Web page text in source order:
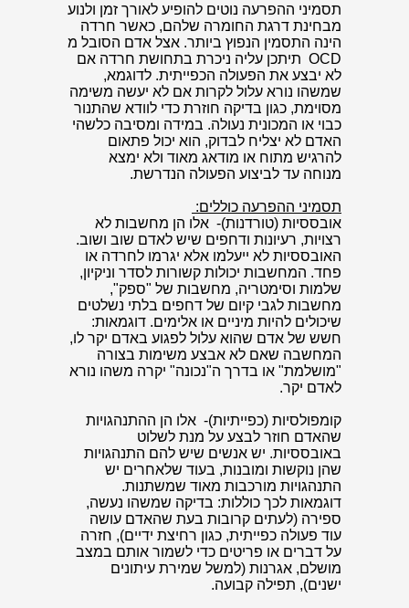
תסמיני ההפרעה נוטים להופיע לאורך זמן ולנוע
מבחינת דרגת החומרה שלהם, כאשר חרדה
הינה התסמין הנפוץ ביותר. אצל אדם הסובל מ
OCD תיתכן עליה ניכרת בתחושת חרדה אם
לא יבצע את הפעולה הכפייתית. לדוגמא,
שמשהו נורא עלול לקרות אם לא יעשה משימה
מסוימת, כגון בדיקה חוזרת כדי לוודא שהתנור
כבוי או המכונית נעולה. במידה ומסיבה כלשהי
האדם לא יצליח לבדוק, הוא יכול פתאום
להרגיש מתוח או מודאג מאוד ולא ימצא
מנוחה עד לביצוע הפעולה הנדרשת.
תסמיני ההפרעה כוללים:
אובססיות (טורדנות)- אלו הן מחשבות לא
רצויות, רעיונות ודחפים שיש לאדם שוב ושוב.
האובססיות לא ייעלמו אלא יגרמו לחרדה או
פחד. המחשבות יכולות קשורות לסדר וניקיון,
שלמות וסימטריה, מחשבות של "ספק",
מחשבות לגבי קיום של דחפים בלתי נשלטים
שיכולים להיות מיניים או אלימים. דוגמאות:
חשש של אדם שהוא עלול לפגוע באדם יקר לו,
המחשבה שאם לא אבצע משימות בצורה
"מושלמת" או בדרך ה"נכונה" יקרה משהו נורא
לאדם יקר.
קומפולסיות (כפייתיות)- אלו הן ההתנהגויות
שהאדם חוזר לבצע על מנת לשלוט
באובססיות. יש אנשים שיש להם התנהגויות
שהן נוקשות ומובנות, בעוד שלאחרים יש
התנהגויות מורכבות מאוד שמשתנות.
דוגמאות לכך כוללות: בדיקה שמשהו נעשה,
ספירה (לעתים קרובות בעת שהאדם עושה
עוד פעולה כפייתית, כגון רחיצת ידיים), חזרה
על דברים או פריטים כדי לשמור אותם במצב
מושלם, אגרנות (למשל שמירת עיתונים
ישנים), תפילה קבועה.